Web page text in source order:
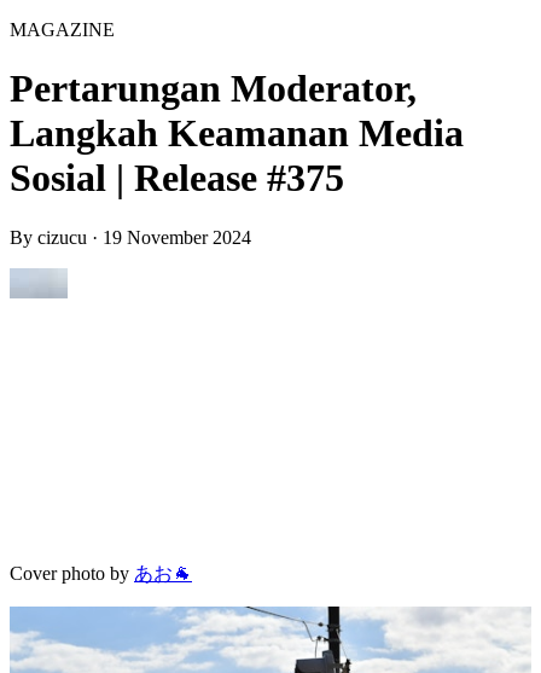
MAGAZINE
Pertarungan Moderator,
Langkah Keamanan Media
Sosial | Release #375
By cizucu · 19 November 2024
Cover photo by あお🐐